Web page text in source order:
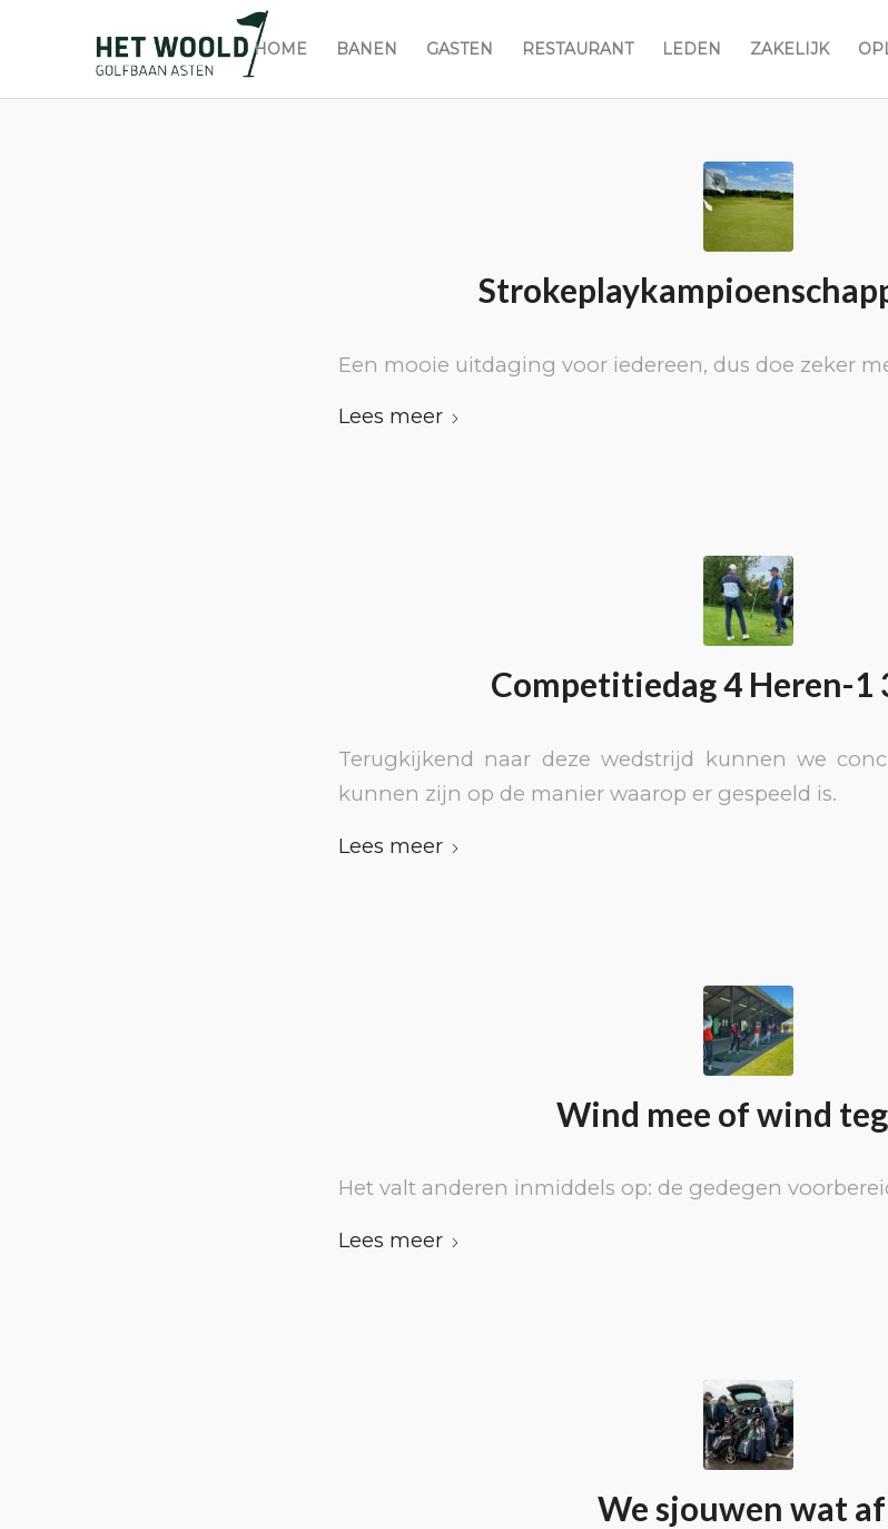
HOME BANEN GASTEN RESTAURANT LEDEN ZAKELIJK
Een mooie uitdaging voor iedereen, dus doe zeker
Lees meer
Competitiedag 4 Heren-1
Terugkijkend naar deze wedstrijd kunnen we
kunnen zijn op de manier waarop er gespeeld is.
Lees meer
Wind mee of wind
Het valt anderen inmiddels op: de gedegen
Lees meer
We sjouwen wat